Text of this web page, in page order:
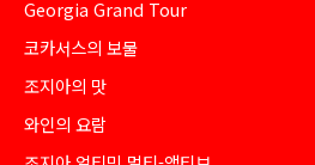
Georgia Grand Tour
코카서스의 보물
조지아의 맛
와인의 요람